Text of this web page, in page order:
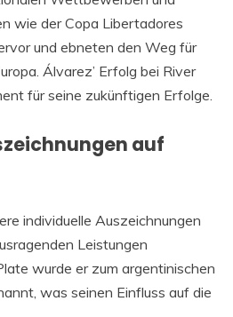
wie der Copa Libertadores
und ebneten den Weg für
Álvarez’ Erfolg bei River
für seine zukünftigen Erfolge.
auf
individuelle Auszeichnungen
Leistungen
wurde er zum argentinischen
was seinen Einfluss auf die